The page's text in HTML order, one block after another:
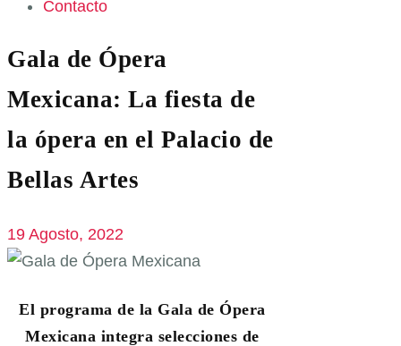
Contacto
Gala de Ópera
Mexicana: La fiesta de
la ópera en el Palacio de
Bellas Artes
19 Agosto, 2022
El programa de la Gala de Ópera
Mexicana integra selecciones de